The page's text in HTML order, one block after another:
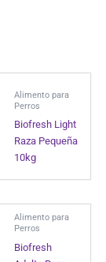
Alimento para
Perros
Biofresh Light
Raza Pequeña
10kg
Alimento para
Perros
Biofresh